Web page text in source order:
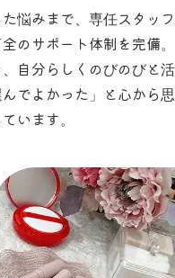
悩みまで、専任スタッフ
のサポート体制を完備。
自分らしくのびのびと活
でよかった」と心から思
います。